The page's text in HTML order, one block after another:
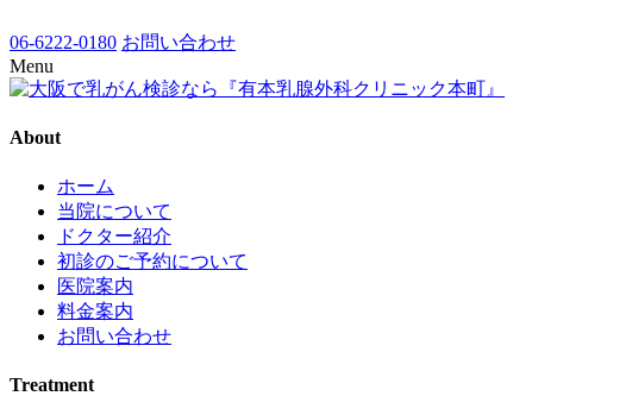
06-6222-0180 お問い合わせ
Menu
About
ホーム
当院について
ドクター紹介
初診のご予約について
医院案内
料金案内
お問い合わせ
Treatment